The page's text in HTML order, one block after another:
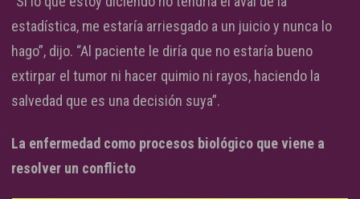
estadística, me estaría arriesgado a un juicio y nunca lo
hago”, dijo. “Al paciente le diría que no estaría bueno
extirpar el tumor ni hacer quimio ni rayos, haciendo la
salvedad que es una decisión suya”.
La enfermedad como procesos biológico que viene a
resolver un conflicto